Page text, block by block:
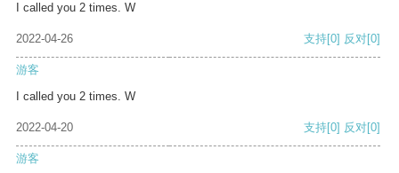
I called you 2 times. W
2022-04-26 支持[0] 反对[0]
游客
I called you 2 times. W
2022-04-20 支持[0] 反对[0]
游客